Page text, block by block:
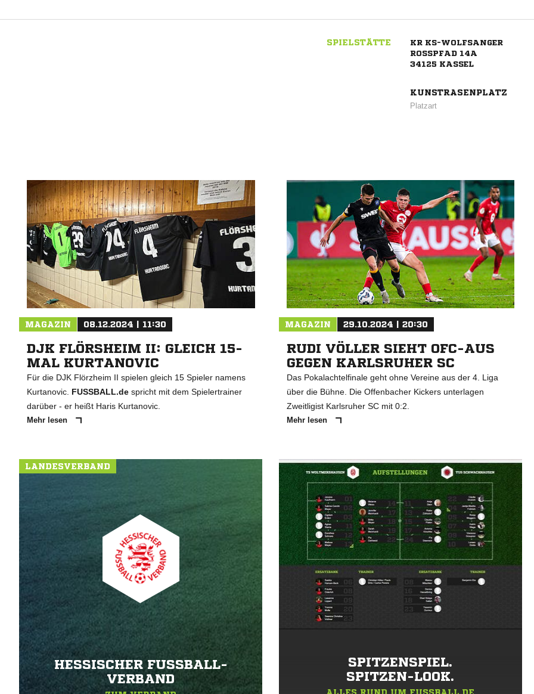
SPIELSTÄTTE
KR KS-WOLFSANGER
ROSSPFAD 14A
34125 KASSEL
KUNSTRASENPLATZ
Platzart
MAGAZIN 08.12.2024 | 11:30
DJK FLÖRSHEIM II: GLEICH 15-
MAL KURTANOVIC
Für die DJK Flörzheim II spielen gleich 15 Spieler namens
Kurtanovic. FUSSBALL.de spricht mit dem Spielertrainer
darüber - er heißt Haris Kurtanovic.
Mehr lesen
MAGAZIN 29.10.2024 | 20:30
RUDI VÖLLER SIEHT OFC-AUS
GEGEN KARLSRUHER SC
Das Pokalachtelfinale geht ohne Vereine aus der 4. Liga
über die Bühne. Die Offenbacher Kickers unterlagen
Zweitligist Karlsruher SC mit 0:2.
Mehr lesen
LANDESVERBAND
HESSISCHER FUSSBALL-V
ERBAND
SPITZENSPIEL.
SPITZEN-LOOK.
ALLES RUND UM FUSSBALL.DE